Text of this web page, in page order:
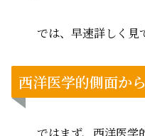
では、早速詳しく見
西洋医学的側面か